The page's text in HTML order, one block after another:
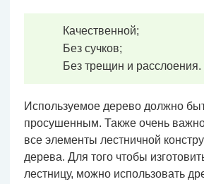
Качественной;
Без сучков;
Без трещин и расслоения.
Используемое дерево должно
просушенным. Также очень важно
все элементы лестничной
дерева. Для того чтобы
лестницу, можно использовать